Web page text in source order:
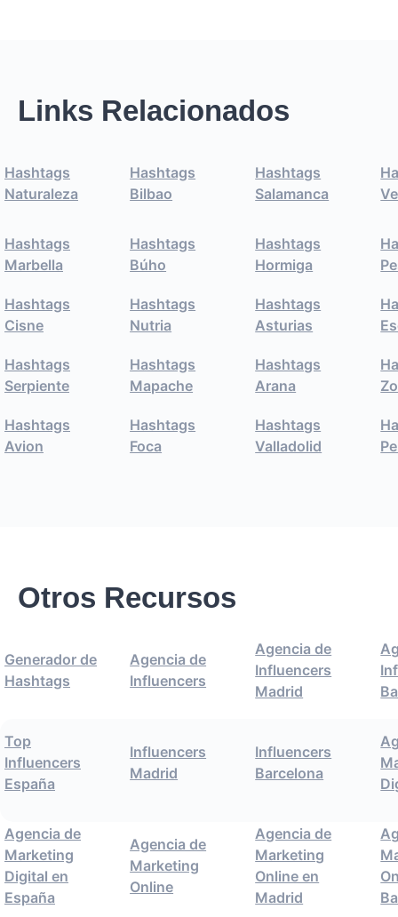
Links Relacionados
Hashtags
Naturaleza
Hashtags
Bilbao
Hashtags
Salamanca
Hashtags
Marbella
Hashtags
Búho
Hashtags
Hormiga
Hashtags
Cisne
Hashtags
Nutria
Hashtags
Asturias
Hashtags
Serpiente
Hashtags
Mapache
Hashtags
Arana
Hashtags
Avion
Hashtags
Foca
Hashtags
Valladolid
Otros Recursos
Generador de
Hashtags
Agencia de
Influencers
Agencia de
Influencers
Madrid
Top
Influencers
España
Influencers
Madrid
Influencers
Barcelona
Agencia de
Marketing
Digital en
España
Agencia de
Marketing
Online
Agencia de
Marketing
Online en
Madrid